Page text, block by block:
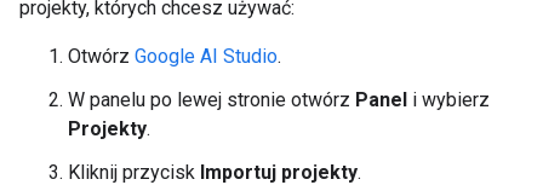
projekty, których chcesz używać:
Otwórz Google AI Studio.
W panelu po lewej stronie otwórz Panel i wybierz
Projekty.
Kliknij przycisk Importuj projekty.